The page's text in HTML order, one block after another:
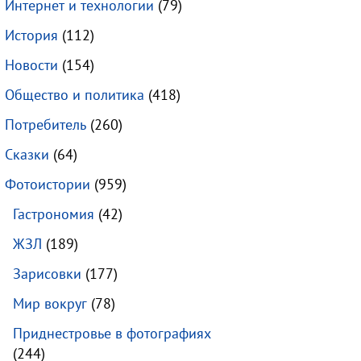
Интернет и технологии (79)
История (112)
Новости (154)
Общество и политика (418)
Потребитель(260)
Сказки (64)
Фотоистории (959)
Гастрономия (42)
ЖЗЛ (189)
Зарисовки (177)
Мир вокруг(78)
Приднестровье в фотографиях
(244)